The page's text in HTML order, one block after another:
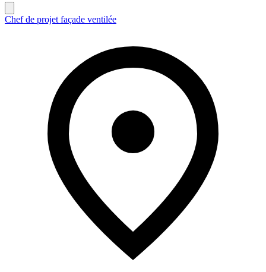
Chef de projet façade ventilée